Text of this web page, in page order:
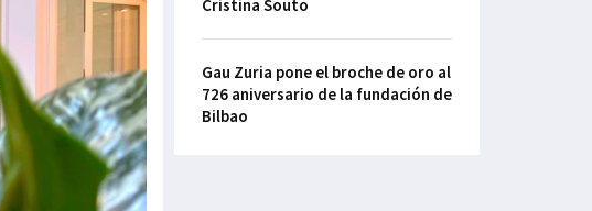
Cristina Souto
Gau Zuria pone el broche de oro al
726 aniversario de la fundación de
Bilbao